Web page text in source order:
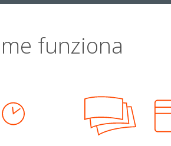
funziona